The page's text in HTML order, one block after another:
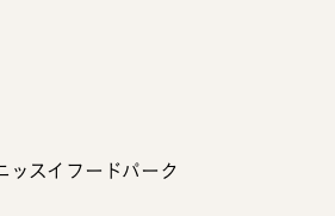
ッスイフードパーク